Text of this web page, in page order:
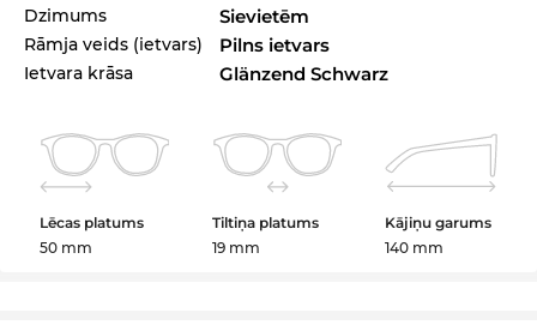
Dzimums Sievietēm
Rāmja veids (ietvars) Pilns ietvars
Ietvara krāsa Glänzend Schwarz
Lēcas platums
50 mm
Tiltiņa platums
19 mm
Kājiņu garums
140 mm